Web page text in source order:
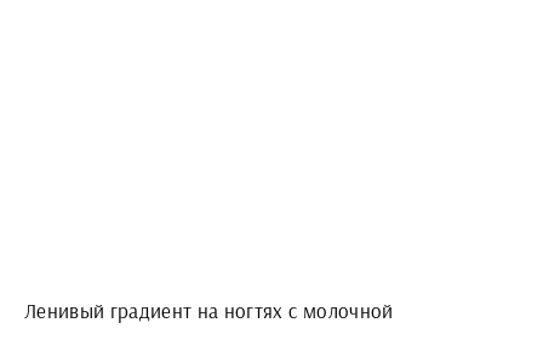
Ленивый градиент на ногтях с молочной